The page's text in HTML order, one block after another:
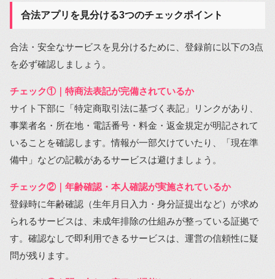
合法アプリを見分ける3つのチェックポイント
合法・安全なサービスを見分けるために、登録前に以下の3点
を必ず確認しましょう。
チェック①｜特商法表記が完備されているか
サイト下部に「特定商取引法に基づく表記」リンクがあり、
事業者名・所在地・電話番号・料金・返金規定が明記されて
いることを確認します。情報が一部欠けていたり、「現在準
備中」などの記載があるサービスは避けましょう。
チェック②｜年齢確認・本人確認が実施されているか
登録時に年齢確認（生年月日入力・身分証提出など）が求め
られるサービスは、未成年排除の仕組みが整っている証拠で
す。確認なしで即利用できるサービスは、運営の信頼性に疑
問が残ります。